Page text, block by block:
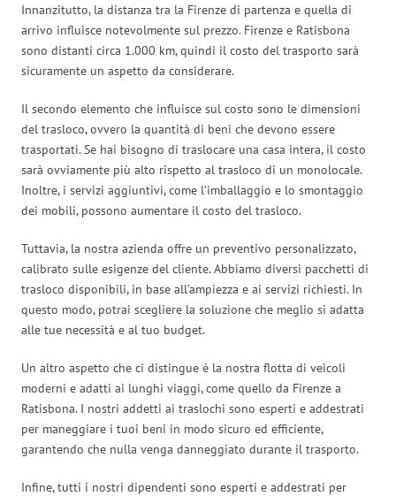
Innanzitutto, la distanza tra la Firenze di partenza e quella di
arrivo influisce notevolmente sul prezzo. Firenze e Ratisbona
sono distanti circa 1.000 km, quindi il costo del trasporto sarà
sicuramente un aspetto da considerare.
Il secondo elemento che influisce sul costo sono le dimensioni
del trasloco, ovvero la quantità di beni che devono essere
trasportati. Se hai bisogno di traslocare una casa intera, il costo
sarà ovviamente più alto rispetto al trasloco di un monolocale.
Inoltre, i servizi aggiuntivi, come l’imballaggio e lo smontaggio
dei mobili, possono aumentare il costo del trasloco.
Tuttavia, la nostra azienda offre un preventivo personalizzato,
calibrato sulle esigenze del cliente. Abbiamo diversi pacchetti di
trasloco disponibili, in base all’ampiezza e ai servizi richiesti. In
questo modo, potrai scegliere la soluzione che meglio si adatta
alle tue necessità e al tuo budget.
Un altro aspetto che ci distingue è la nostra flotta di veicoli
moderni e adatti ai lunghi viaggi, come quello da Firenze a
Ratisbona. I nostri addetti ai traslochi sono esperti e addestrati
per maneggiare i tuoi beni in modo sicuro ed efficiente,
garantendo che nulla venga danneggiato durante il trasporto.
Infine, tutti i nostri dipendenti sono esperti e addestrati per